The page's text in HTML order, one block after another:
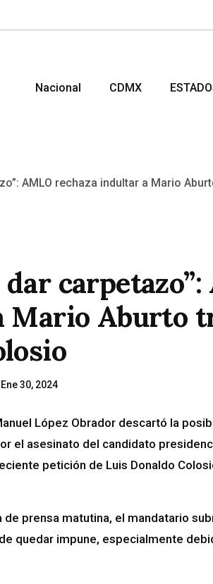
Nacional CDMX
dar
Mario Aburto
Ene 30, 2024
López Obrador descartó la
el asesinato del candidato
petición de Luis Donaldo
prensa matutina, el mandatario
quedar impune, especialmente